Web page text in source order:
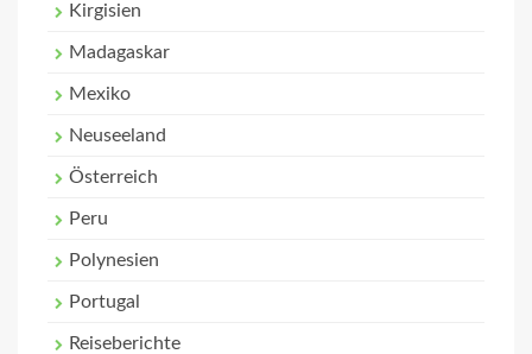
Kirgisien
Madagaskar
Mexiko
Neuseeland
Österreich
Peru
Polynesien
Portugal
Reiseberichte